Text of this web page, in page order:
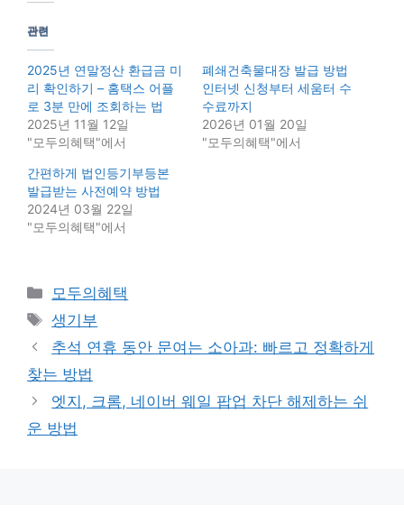
관련
2025년 연말정산 환급금 미
리 확인하기 – 홈택스 어플
로 3분 만에 조회하는 법
2025년 11월 12일
"모두의혜택"에서
폐쇄건축물대장 발급 방법
인터넷 신청부터 세움터 수
수료까지
2026년 01월 20일
"모두의혜택"에서
간편하게 법인등기부등본
발급받는 사전예약 방법
2024년 03월 22일
"모두의혜택"에서
Categories
모두의혜택
Tags
생기부
추석 연휴 동안 문여는 소아과: 빠르고 정확하게
찾는 방법
엣지, 크롬, 네이버 웨일 팝업 차단 해제하는 쉬
운 방법